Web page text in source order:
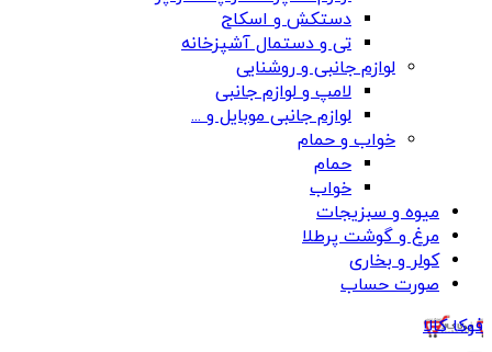
دستکش و اسکاج
تی و دستمال آشپزخانه
لوازم جانبی و روشنایی
لامپ و لوازم جانبی
لوازم جانبی موبایل و ...
خواب و حمام
حمام
خواب
میوه و سبزیجات
مرغ و گوشت پرطلا
کولر و بخاری
صورت حساب
فوکا کالا